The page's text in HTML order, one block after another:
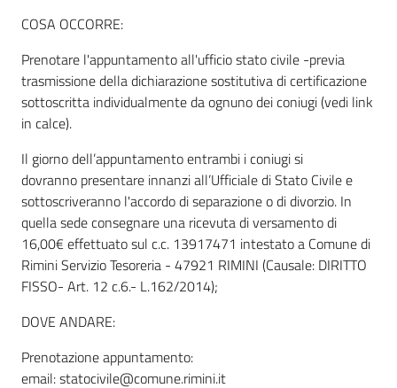
Newsletter
COSA OCCORRE:
Prenotare l'appuntamento all'ufficio stato civile -previa
trasmissione della dichiarazione sostitutiva di certificazione
sottoscritta individualmente da ognuno dei coniugi (vedi link
in calce).
Il giorno dell’appuntamento entrambi i coniugi si
dovranno presentare innanzi all’Ufficiale di Stato Civile e
sottoscriveranno l'accordo di separazione o di divorzio. In
quella sede consegnare una ricevuta di versamento di
16,00€ effettuato sul c.c. 13917471 intestato a Comune di
Rimini Servizio Tesoreria - 47921 RIMINI (Causale: DIRITTO
FISSO- Art. 12 c.6.- L.162/2014);
DOVE ANDARE:
Prenotazione appuntamento:
email: statocivile@comune.rimini.it